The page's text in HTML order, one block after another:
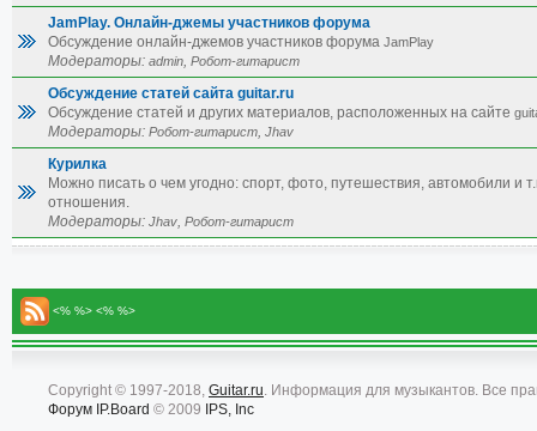
JamPlay. Онлайн-джемы участников форума
Обсуждение онлайн-джемов участников форума JamPlay
Модераторы: admin, Робот-гитарист
Обсуждение статей сайта guitar.ru
Обсуждение статей и других материалов, расположенных на сайте
Модераторы: Робот-гитарист, Jhav
Курилка
Можно писать о чем угодно: спорт, фото, путешествия, автомобили и
отношения.
Модераторы: Jhav, Робот-гитарист
<% %> <% %>
Copyright © 1997-2018, Guitar.ru. Информация для музыкантов. Все
Форум IP.Board © 2009 IPS, Inc